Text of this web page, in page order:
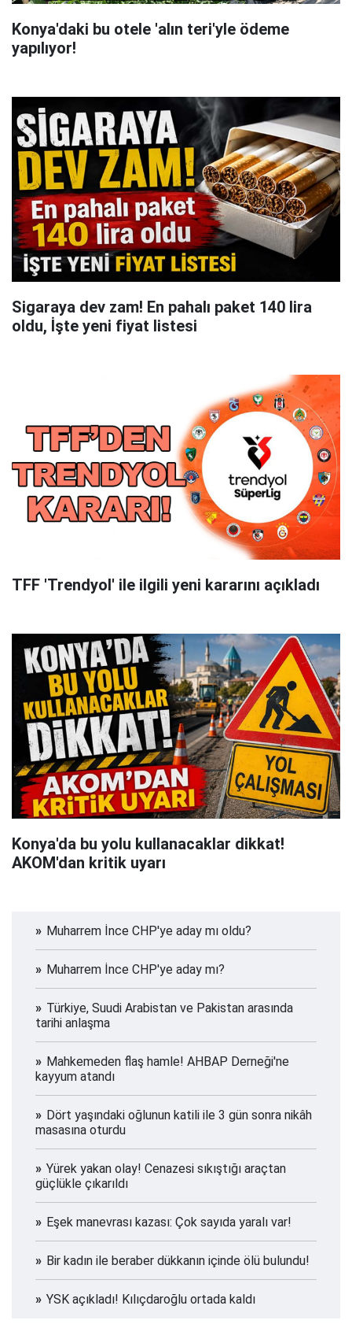
Konya'daki bu otele 'alın teri'yle ödeme
yapılıyor!
Sigaraya dev zam! En pahalı paket 140 lira
oldu, İşte yeni fiyat listesi
TFF 'Trendyol' ile ilgili yeni kararını açıkladı
Konya'da bu yolu kullanacaklar dikkat!
AKOM'dan kritik uyarı
Muharrem İnce CHP'ye aday mı oldu?
Muharrem İnce CHP'ye aday mı?
Türkiye, Suudi Arabistan ve Pakistan arasında
tarihi anlaşma
Mahkemeden flaş hamle! AHBAP Derneği'ne
kayyum atandı
Dört yaşındaki oğlunun katili ile 3 gün sonra nikâh
masasına oturdu
Yürek yakan olay! Cenazesi sıkıştığı araçtan
güçlükle çıkarıldı
Eşek manevrası kazası: Çok sayıda yaralı var!
Bir kadın ile beraber dükkanın içinde ölü bulundu!
YSK açıkladı! Kılıçdaroğlu ortada kaldı